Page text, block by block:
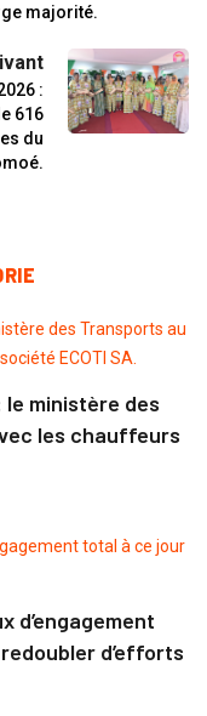
majorité.
:
616
du
le ministère des
les chauffeurs
d’engagement
d’efforts